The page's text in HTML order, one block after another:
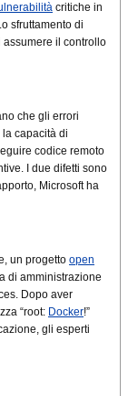
critiche in
sfruttamento di
il controllo
che gli errori
capacità di
codice remoto
I due difetti sono
Microsoft ha
un progetto open
di amministrazione
Dopo aver
“root: Docker!”
gli esperti